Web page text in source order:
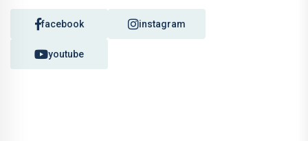
facebook instagram
youtube